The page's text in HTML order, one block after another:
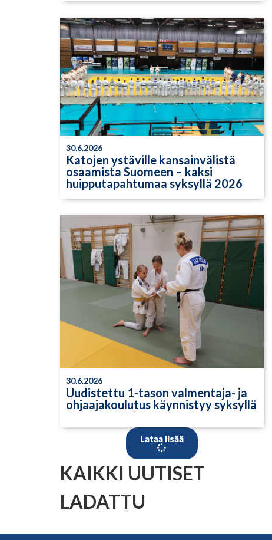
30.6.2026
Katojen ystäville kansainvälistä
osaamista Suomeen – kaksi
huipputapahtumaa syksyllä 2026
30.6.2026
Uudistettu 1-tason valmentaja- ja
ohjaajakoulutus käynnistyy syksyllä
Lataa lisää
KAIKKI UUTISET
LADATTU